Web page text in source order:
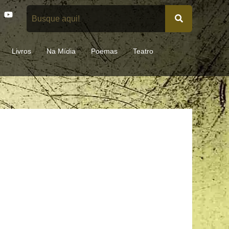
Y
o
t
u
b
e
Livros Na Mídia Poemas Teatro